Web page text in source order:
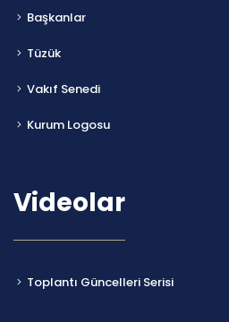
Başkanlar
Tüzük
Vakıf Senedi
Kurum Logosu
Videolar
Toplantı Güncelleri Serisi